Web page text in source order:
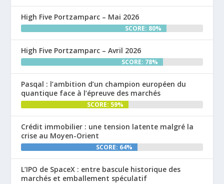
High Five Portzamparc – Mai 2026
SCORE: 80%
High Five Portzamparc – Avril 2026
SCORE: 78%
Pasqal : l’ambition d’un champion européen du
quantique face à l’épreuve des marchés
SCORE: 59%
Crédit immobilier : une tension latente malgré la
crise au Moyen-Orient
SCORE: 64%
L’IPO de SpaceX : entre bascule historique des
marchés et emballement spéculatif